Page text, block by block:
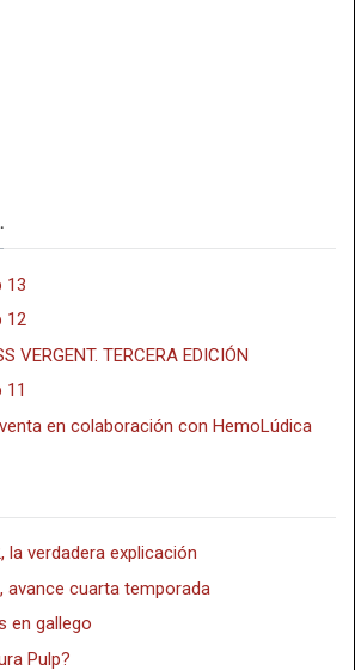
13
12
VERGENT. TERCERA EDICIÓN
11
en colaboración con HemoLúdica
la verdadera explicación
avance cuarta temporada
en gallego
Pulp?